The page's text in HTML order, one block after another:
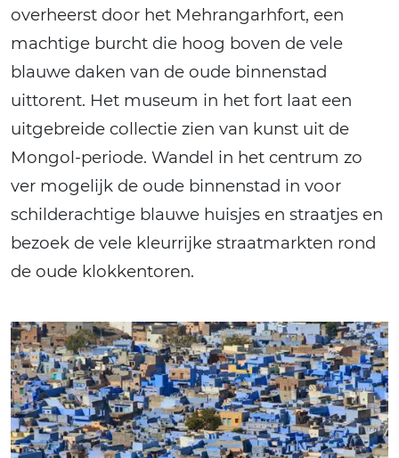
overheerst door het Mehrangarhfort, een
machtige burcht die hoog boven de vele
blauwe daken van de oude binnenstad
uittorent. Het museum in het fort laat een
uitgebreide collectie zien van kunst uit de
Mongol-periode. Wandel in het centrum zo
ver mogelijk de oude binnenstad in voor
schilderachtige blauwe huisjes en straatjes en
bezoek de vele kleurrijke straatmarkten rond
de oude klokkentoren.